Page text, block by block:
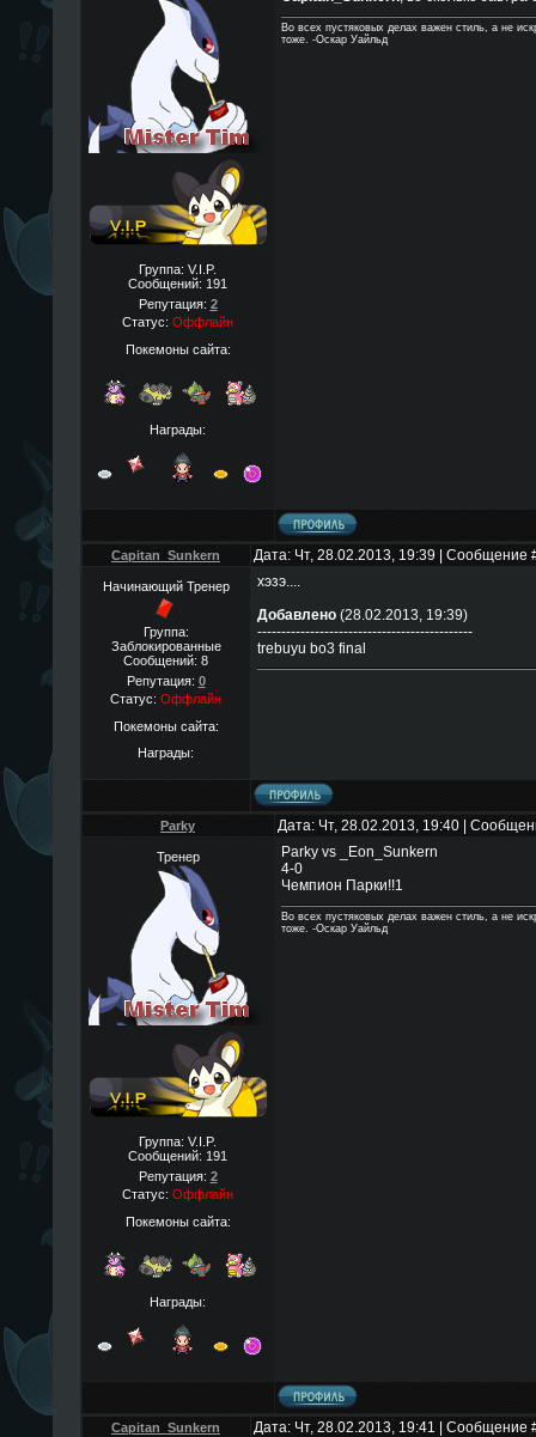
Группа: V.I.P.
Сообщений: 191
Репутация: 2
Статус: Оффлайн
Покемоны сайта:
Награды:
Во всех пустяковых делах важен стиль, а не
тоже. -Оскар Уайльд
Capitan_Sunkern Дата: Чт, 28.02.2013, 19:39 | Сообщение
Начинающий Тренер
Группа:
Заблокированные
Сообщений: 8
Репутация: 0
Статус: Оффлайн
Покемоны сайта:
Награды:
хэзэ....
Добавлено(28.02.2013, 19:39)
---------------------------------------------
trebuyu bo3 final
Parky Дата: Чт, 28.02.2013, 19:40 |
Тренер
Группа: V.I.P.
Сообщений: 191
Репутация: 2
Статус: Оффлайн
Покемоны сайта:
Награды:
Parky vs _Eon_Sunkern
4-0
Чемпион Парки!!1
Во всех пустяковых делах важен стиль, а не
тоже. -Оскар Уайльд
Capitan_Sunkern Дата: Чт, 28.02.2013, 19:41 | Сообщение